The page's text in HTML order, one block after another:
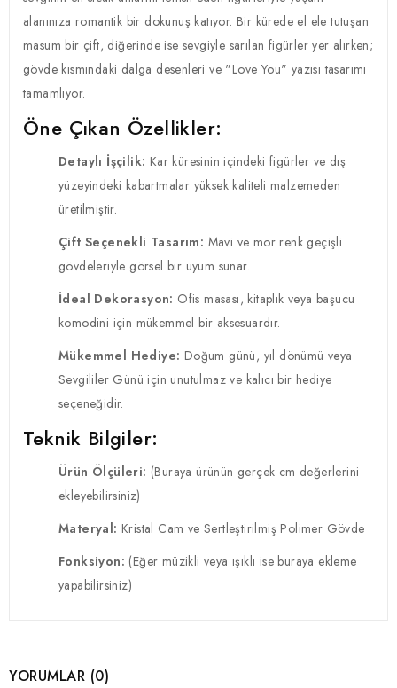
alanınıza romantik bir dokunuş katıyor. Bir kürede el ele tutuşan
masum bir çift, diğerinde ise sevgiyle sarılan figürler yer alırken;
gövde kısmındaki dalga desenleri ve "Love You" yazısı tasarımı
tamamlıyor.
Öne Çıkan Özellikler:
Detaylı İşçilik: Kar küresinin içindeki figürler ve dış
yüzeyindeki kabartmalar yüksek kaliteli malzemeden
üretilmiştir.
Çift Seçenekli Tasarım: Mavi ve mor renk geçişli
gövdeleriyle görsel bir uyum sunar.
İdeal Dekorasyon: Ofis masası, kitaplık veya başucu
komodini için mükemmel bir aksesuardır.
Mükemmel Hediye: Doğum günü, yıl dönümü veya
Sevgililer Günü için unutulmaz ve kalıcı bir hediye
seçeneğidir.
Teknik Bilgiler:
Ürün Ölçüleri: (Buraya ürünün gerçek cm değerlerini
ekleyebilirsiniz)
Materyal: Kristal Cam ve Sertleştirilmiş Polimer Gövde
Fonksiyon: (Eğer müzikli veya ışıklı ise buraya ekleme
yapabilirsiniz)
YORUMLAR (0)